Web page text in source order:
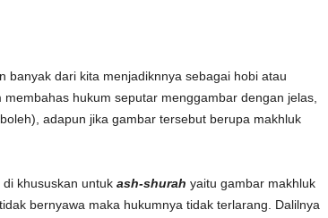
banyak dari kita menjadiknnya sebagai hobi atau
hukum seputar menggambar dengan jelas,
adapun jika gambar tersebut berupa makhluk
khususkan untuk ash-shurah yaitu gambar makhluk
bernyawa maka hukumnya tidak terlarang. Dalilnya